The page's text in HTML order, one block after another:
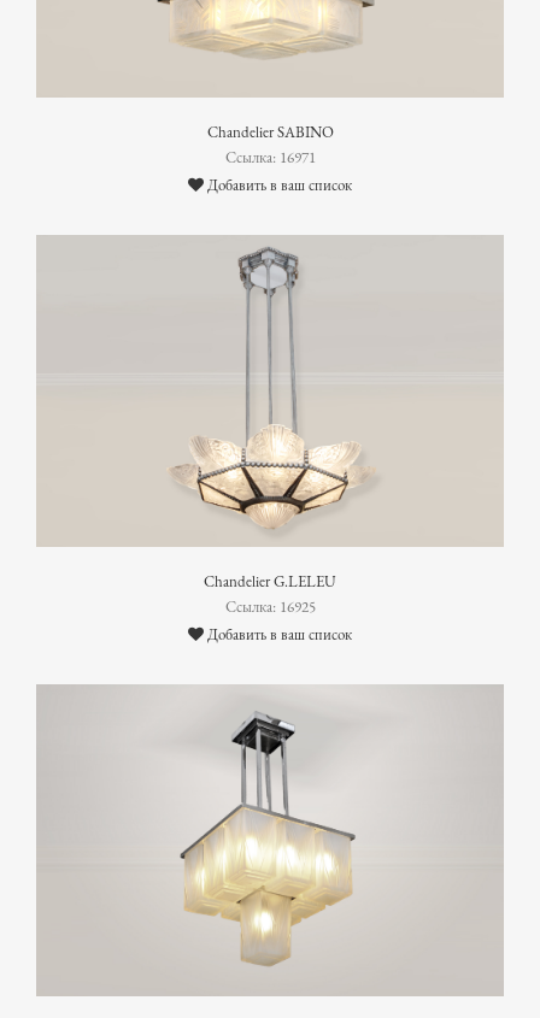
Chandelier SABINO
Ссылка: 16971
Добавить в ваш список
Chandelier G.LELEU
Ссылка: 16925
Добавить в ваш список